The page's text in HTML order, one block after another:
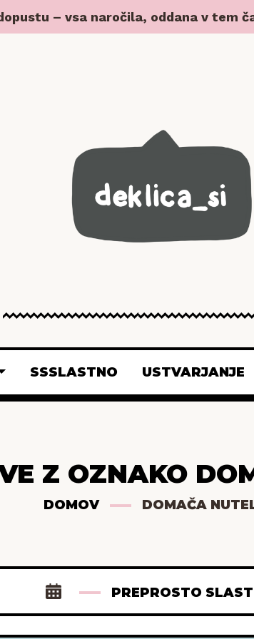
– vsa naročila, oddana v
SSSLASTNO USTVARJANJE
Z OZNAKO
DOMOV DOMAČA
PREPROSTO